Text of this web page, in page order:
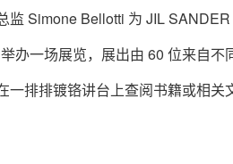
监 Simone Bellotti 为 JIL
办一场展览，展出由 60 位来自
一排排镀铬讲台上查阅书籍或相